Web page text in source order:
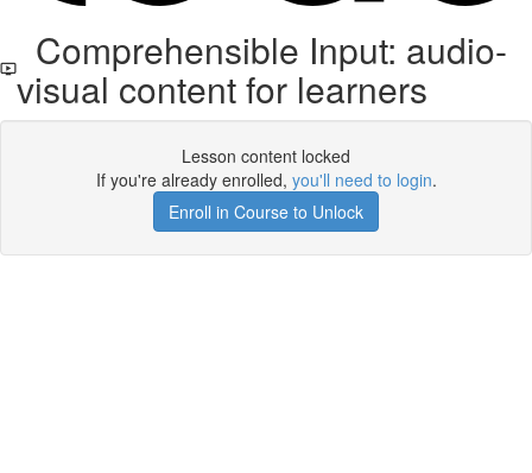
Comprehensible Input: audio-
visual content for learners
Lesson content locked
If you're already enrolled, you'll need to login.
Enroll in Course to Unlock